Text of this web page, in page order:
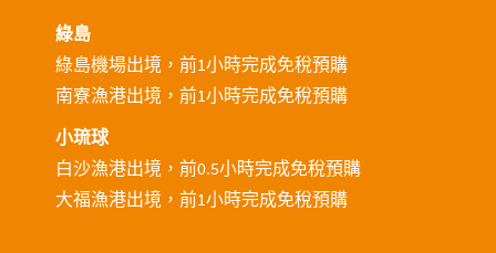
綠島
綠島機場出境，前1小時完成免稅預購
南寮漁港出境，前1小時完成免稅預購
小琉球
白沙漁港出境，前0.5小時完成免稅預購
大福漁港出境，前1小時完成免稅預購